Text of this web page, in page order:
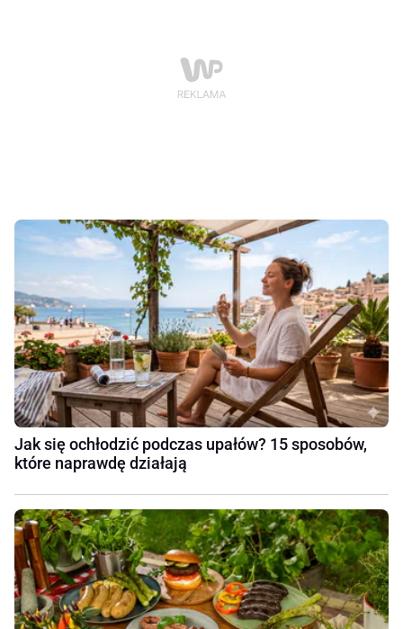
Jak się ochłodzić podczas upałów? 15 sposobów,
które naprawdę działają